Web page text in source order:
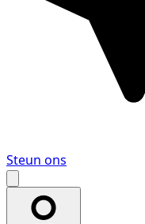
Steun ons